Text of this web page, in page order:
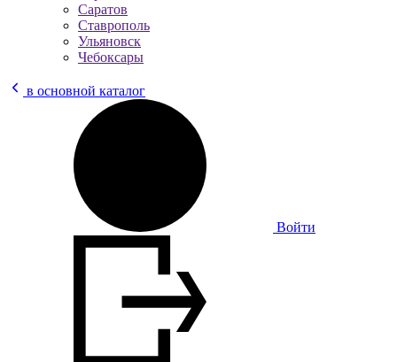
Саратов
Ставрополь
Ульяновск
Чебоксары
в основной каталог
Войти